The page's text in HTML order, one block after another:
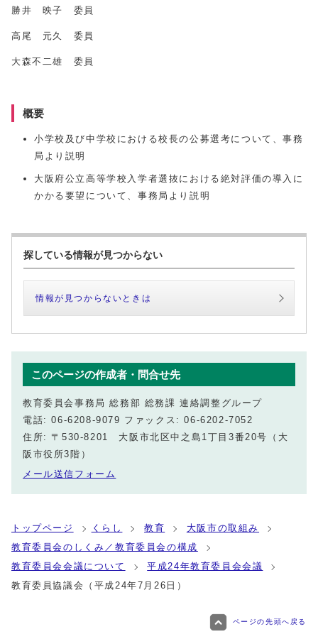
勝井 映子 委員
高尾 元久 委員
大森不二雄 委員
概要
小学校及び中学校における校長の公募選考について、事務
局より説明
大阪府公立高等学校入学者選抜における絶対評価の導入に
かかる要望について、事務局より説明
探している情報が見つからない
情報が見つからないときは
このページの作成者・問合せ先
教育委員会事務局 総務部 総務課 連絡調整グループ
電話: 06-6208-9079 ファックス: 06-6202-7052
住所: 〒530-8201 大阪市北区中之島1丁目3番20号（大
阪市役所3階）
メール送信フォーム
トップページ くらし 教育
大阪市の取組み
教育委員会のしくみ／教育委員会の構成
教育委員会会議について
平成24年教育委員会会議
教育委員協議会（平成24年7月26日）
ページの先頭へ戻る